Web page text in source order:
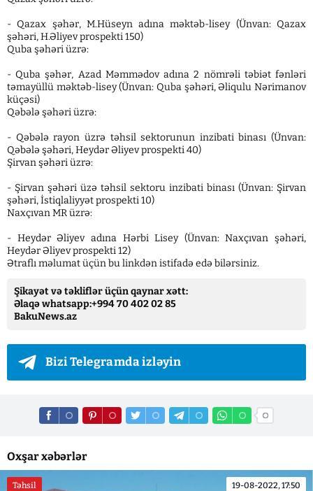
- Qazax şəhər, M.Hüseyn adına məktəb-lisey (Ünvan: Qazax
şəhəri, H.Əliyev prospekti 150)
Quba şəhəri üzrə:
- Quba şəhər, Azad Məmmədov adına 2 nömrəli təbiət fənləri
təmayüllü məktəb-lisey (Ünvan: Quba şəhəri, Əliqulu Nərimanov
küçəsi)
Qəbələ şəhəri üzrə:
- Qəbələ rayon üzrə təhsil sektorunun inzibati binası (Ünvan:
Qəbələ şəhəri, Heydər Əliyev prospekti 40)
Şirvan şəhəri üzrə:
- Şirvan şəhəri üzə təhsil sektoru inzibati binası (Ünvan: Şirvan
şəhəri, İstiqlaliyyət prospekti 10)
Naxçıvan MR üzrə:
- Heydər Əliyev adına Hərbi Lisey (Ünvan: Naxçıvan şəhəri,
Heydər Əliyev prospekti 12)
Ətraflı məlumat üçün bu linkdən istifadə edə bilərsiniz.
Şikayət və təkliflər üçün qaynar xətt:
Əlaqə whatsapp:+994 70 402 02 85
BakuNews.az
Bizi Telegramda izləyin
Oxşar xəbərlər
Təhsil 19-08-2022, 17:50